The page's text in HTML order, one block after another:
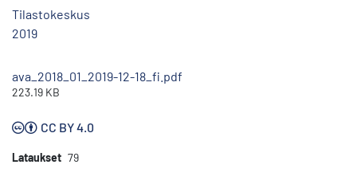
Tilastokeskus
2019
ava_2018_01_2019-12-18_fi.pdf
223.19 KB
CC BY 4.0
Lataukset 79